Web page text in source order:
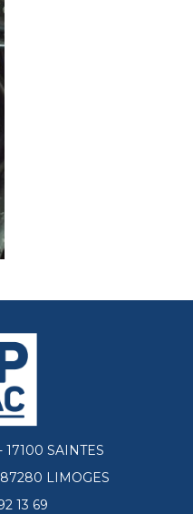
SAINTES
LIMOGES
13 69